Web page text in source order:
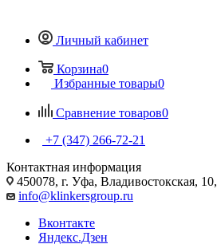
Личный кабинет
Корзина0
Избранные товары0
Сравнение товаров0
+7 (347) 266-72-21
Контактная информация
450078, г. Уфа, Владивостокская,
info@klinkersgroup.ru
Вконтакте
Яндекс.Дзен